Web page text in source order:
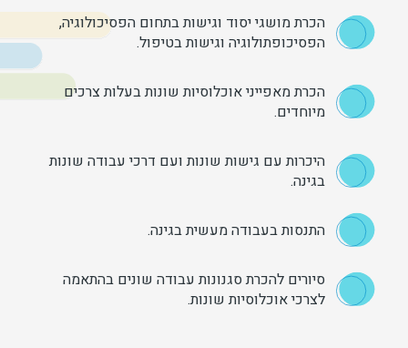
הכרת מושגי יסוד וגישות בתחום הפסיכולוגיה,
הפסיכופתולוגיה וגישות בטיפול.
הכרת מאפייני אוכלוסיות שונות בעלות צרכים
מיוחדים.
היכרות עם גישות שונות ועם דרכי עבודה שונות
בגינה.
התנסות בעבודה מעשית בגינה.
סיורים להכרת סגנונות עבודה שונים בהתאמה
לצרכי אוכלוסיות שונות.